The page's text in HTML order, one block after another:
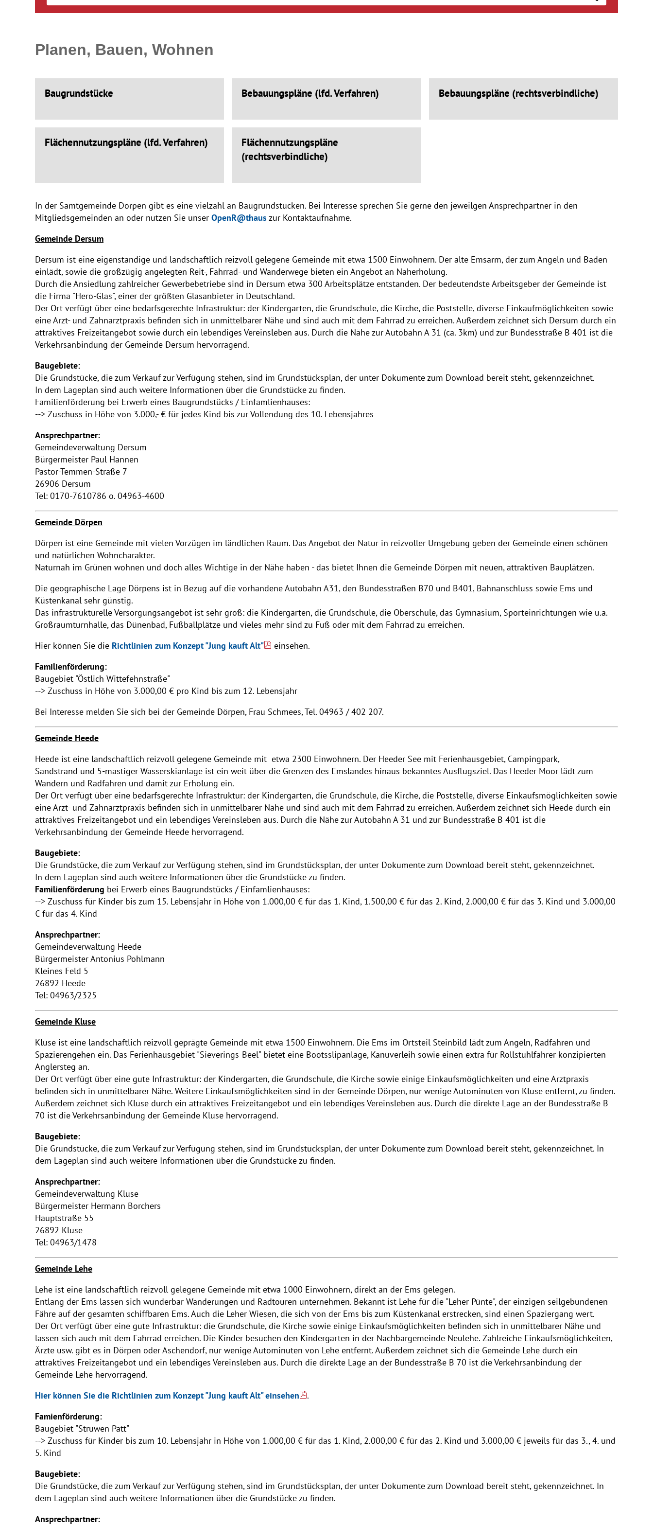
Planen, Bauen, Wohnen
Baugrundstücke Bebauungspläne (lfd. Verfahren) Bebauungspläne (rechtsverbindliche)
Flächennutzungspläne (lfd. Verfahren)
Flächennutzungspläne
(rechtsverbindliche)
In der Samtgemeinde Dörpen gibt es eine vielzahl an Baugrundstücken. Bei Interesse sprechen Sie gerne den jeweilgen Ansprechpartner in den
Mitgliedsgemeinden an oder nutzen Sie unser OpenR@thaus zur Kontaktaufnahme.
Gemeinde Dersum
Dersum ist eine eigenständige und landschaftlich reizvoll gelegene Gemeinde mit etwa 1500 Einwohnern. Der alte Emsarm, der zum Angeln und Baden
einlädt, sowie die großzügig angelegten Reit-, Fahrrad- und Wanderwege bieten ein Angebot an Naherholung.
Durch die Ansiedlung zahlreicher Gewerbebetriebe sind in Dersum etwa 300 Arbeitsplätze entstanden. Der bedeutendste Arbeitsgeber der Gemeinde ist
die Firma "Hero-Glas", einer der größten Glasanbieter in Deutschland.
Der Ort verfügt über eine bedarfsgerechte Infrastruktur: der Kindergarten, die Grundschule, die Kirche, die Poststelle, diverse Einkaufmöglichkeiten sowie
eine Arzt- und Zahnarztpraxis befinden sich in unmittelbarer Nähe und sind auch mit dem Fahrrad zu erreichen. Außerdem zeichnet sich Dersum durch ein
attraktives Freizeitangebot sowie durch ein lebendiges Vereinsleben aus. Durch die Nähe zur Autobahn A 31 (ca. 3km) und zur Bundesstraße B 401 ist die
Verkehrsanbindung der Gemeinde Dersum hervorragend.
Baugebiete:
Die Grundstücke, die zum Verkauf zur Verfügung stehen, sind im Grundstücksplan, der unter Dokumente zum Download bereit steht, gekennzeichnet.
In dem Lageplan sind auch weitere Informationen über die Grundstücke zu finden.
Familienförderung bei Erwerb eines Baugrundstücks / Einfamlienhauses:
--> Zuschuss in Höhe von 3.000,- € für jedes Kind bis zur Vollendung des 10. Lebensjahres
Ansprechpartner:
Gemeindeverwaltung Dersum
Bürgermeister Paul Hannen
Pastor-Temmen-Straße 7
26906 Dersum
Tel: 0170-7610786 o. 04963-4600
Gemeinde Dörpen
Dörpen ist eine Gemeinde mit vielen Vorzügen im ländlichen Raum. Das Angebot der Natur in reizvoller Umgebung geben der Gemeinde einen schönen
und natürlichen Wohncharakter.
Naturnah im Grünen wohnen und doch alles Wichtige in der Nähe haben - das bietet Ihnen die Gemeinde Dörpen mit neuen, attraktiven Bauplätzen.
Die geographische Lage Dörpens ist in Bezug auf die vorhandene Autobahn A31, den Bundesstraßen B70 und B401, Bahnanschluss sowie Ems und
Küstenkanal sehr günstig.
Das infrastrukturelle Versorgungsangebot ist sehr groß: die Kindergärten, die Grundschule, die Oberschule, das Gymnasium, Sporteinrichtungen wie u.a.
Großraumturnhalle, das Dünenbad, Fußballplätze und vieles mehr sind zu Fuß oder mit dem Fahrrad zu erreichen.
Hier können Sie die Richtlinien zum Konzept "Jung kauft Alt"
einsehen.
Familienförderung:
Baugebiet "Östlich Wittefehnstraße"
--> Zuschuss in Höhe von 3.000,00 € pro Kind bis zum 12. Lebensjahr
Bei Interesse melden Sie sich bei der Gemeinde Dörpen, Frau Schmees, Tel. 04963 / 402 207.
Gemeinde Heede
Heede ist eine landschaftlich reizvoll gelegene Gemeinde mit etwa 2300 Einwohnern. Der Heeder See mit Ferienhausgebiet, Campingpark,
Sandstrand und 5-mastiger Wasserskianlage ist ein weit über die Grenzen des Emslandes hinaus bekanntes Ausflugsziel. Das Heeder Moor lädt zum
Wandern und Radfahren und damit zur Erholung ein.
Der Ort verfügt über eine bedarfsgerechte Infrastruktur: der Kindergarten, die Grundschule, die Kirche, die Poststelle, diverse Einkaufsmöglichkeiten sowie
eine Arzt- und Zahnarztpraxis befinden sich in unmittelbarer Nähe und sind auch mit dem Fahrrad zu erreichen. Außerdem zeichnet sich Heede durch ein
attraktives Freizeitangebot und ein lebendiges Vereinsleben aus. Durch die Nähe zur Autobahn A 31 und zur Bundesstraße B 401 ist die
Verkehrsanbindung der Gemeinde Heede hervorragend.
Baugebiete:
Die Grundstücke, die zum Verkauf zur Verfügung stehen, sind im Grundstücksplan, der unter Dokumente zum Download bereit steht, gekennzeichnet.
In dem Lageplan sind auch weitere Informationen über die Grundstücke zu finden.
Familienförderung bei Erwerb eines Baugrundstücks / Einfamlienhauses:
--> Zuschuss für Kinder bis zum 15. Lebensjahr in Höhe von 1.000,00 € für das 1. Kind, 1.500,00 € für das 2. Kind, 2.000,00 € für das 3. Kind und 3.000,00
€ für das 4. Kind
Ansprechpartner:
Gemeindeverwaltung Heede
Bürgermeister Antonius Pohlmann
Kleines Feld 5
26892 Heede
Tel: 04963/2325
Gemeinde Kluse
Kluse ist eine landschaftlich reizvoll geprägte Gemeinde mit etwa 1500 Einwohnern. Die Ems im Ortsteil Steinbild lädt zum Angeln, Radfahren und
Spazierengehen ein. Das Ferienhausgebiet "Sieverings-Beel" bietet eine Bootsslipanlage, Kanuverleih sowie einen extra für Rollstuhlfahrer konzipierten
Anglersteg an.
Der Ort verfügt über eine gute Infrastruktur: der Kindergarten, die Grundschule, die Kirche sowie einige Einkaufsmöglichkeiten und eine Arztpraxis
befinden sich in unmittelbarer Nähe. Weitere Einkaufsmöglichkeiten sind in der Gemeinde Dörpen, nur wenige Autominuten von Kluse entfernt, zu finden.
Außerdem zeichnet sich Kluse durch ein attraktives Freizeitangebot und ein lebendiges Vereinsleben aus. Durch die direkte Lage an der Bundesstraße B
70 ist die Verkehrsanbindung der Gemeinde Kluse hervorragend.
Baugebiete:
Die Grundstücke, die zum Verkauf zur Verfügung stehen, sind im Grundstücksplan, der unter Dokumente zum Download bereit steht, gekennzeichnet. In
dem Lageplan sind auch weitere Informationen über die Grundstücke zu finden.
Ansprechpartner:
Gemeindeverwaltung Kluse
Bürgermeister Hermann Borchers
Hauptstraße 55
26892 Kluse
Tel: 04963/1478
Gemeinde Lehe
Lehe ist eine landschaftlich reizvoll gelegene Gemeinde mit etwa 1000 Einwohnern, direkt an der Ems gelegen.
Entlang der Ems lassen sich wunderbar Wanderungen und Radtouren unternehmen. Bekannt ist Lehe für die "Leher Pünte", der einzigen seilgebundenen
Fähre auf der gesamten schiffbaren Ems. Auch die Leher Wiesen, die sich von der Ems bis zum Küstenkanal erstrecken, sind einen Spaziergang wert.
Der Ort verfügt über eine gute Infrastruktur: die Grundschule, die Kirche sowie einige Einkaufsmöglichkeiten befinden sich in unmittelbarer Nähe und
lassen sich auch mit dem Fahrrad erreichen. Die Kinder besuchen den Kindergarten in der Nachbargemeinde Neulehe. Zahlreiche Einkaufsmöglichkeiten,
Ärzte usw. gibt es in Dörpen oder Aschendorf, nur wenige Autominuten von Lehe entfernt. Außerdem zeichnet sich die Gemeinde Lehe durch ein
attraktives Freizeitangebot und ein lebendiges Vereinsleben aus. Durch die direkte Lage an der Bundesstraße B 70 ist die Verkehrsanbindung der
Gemeinde Lehe hervorragend.
Hier können Sie die Richtlinien zum Konzept "Jung kauft Alt" einsehen
.
Famienförderung:
Baugebiet "Struwen Patt"
--> Zuschuss für Kinder bis zum 10. Lebensjahr in Höhe von 1.000,00 € für das 1. Kind, 2.000,00 € für das 2. Kind und 3.000,00 € jeweils für das 3., 4. und
5. Kind
Baugebiete:
Die Grundstücke, die zum Verkauf zur Verfügung stehen, sind im Grundstücksplan, der unter Dokumente zum Download bereit steht, gekennzeichnet. In
dem Lageplan sind auch weitere Informationen über die Grundstücke zu finden.
Ansprechpartner: